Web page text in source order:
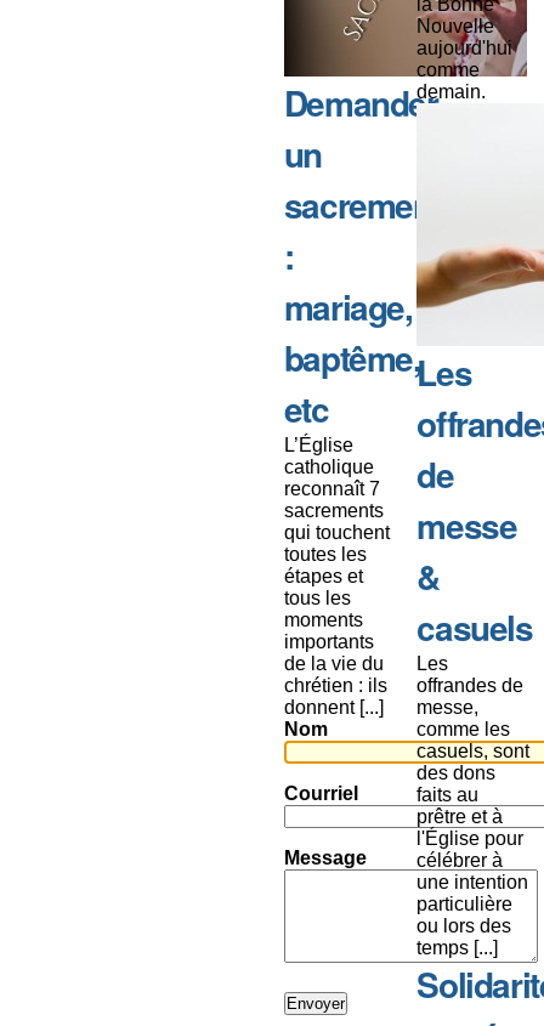
Demander
un
sacrement
:
mariage,
baptême,
etc
L’Église
catholique
reconnaît 7
sacrements
qui touchent
toutes les
étapes et
tous les
moments
importants
de la vie du
chrétien : ils
donnent [...]
Nom
Courriel
Message
la Bonne
Nouvelle
aujourd'hui
comme
demain.
Les
de
messe
&
casuels
Les
offrandes de
messe,
comme les
casuels, sont
des dons
faits au
prêtre et à
l'Église pour
célébrer à
une intention
particulière
ou lors des
temps [...]